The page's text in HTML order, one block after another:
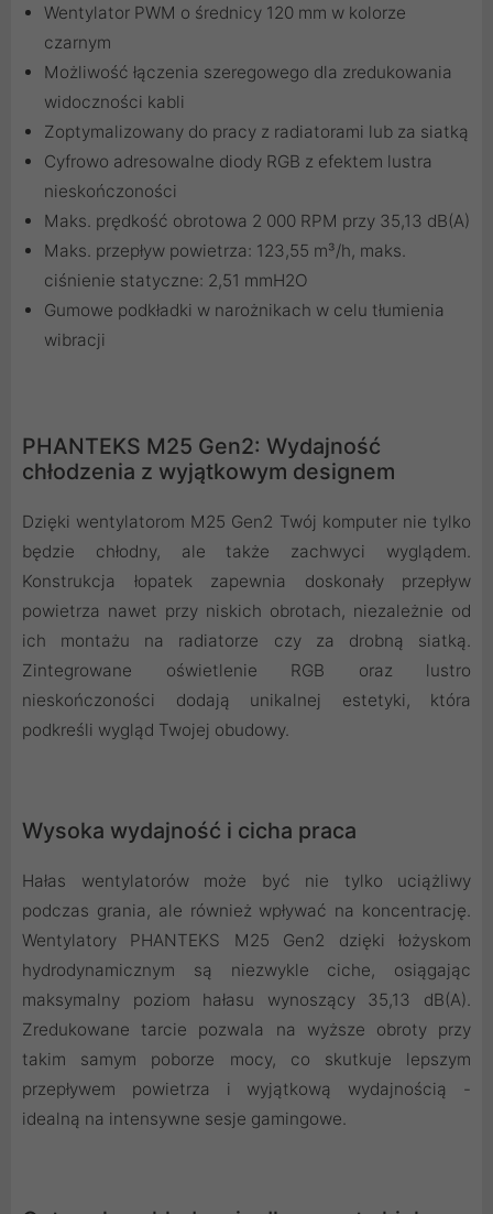
Wentylator PWM o średnicy 120 mm w kolorze
czarnym
Możliwość łączenia szeregowego dla zredukowania
widoczności kabli
Zoptymalizowany do pracy z radiatorami lub za siatką
Cyfrowo adresowalne diody RGB z efektem lustra
nieskończoności
Maks. prędkość obrotowa 2 000 RPM przy 35,13 dB(A)
Maks. przepływ powietrza: 123,55 m³/h, maks.
ciśnienie statyczne: 2,51 mmH2O
Gumowe podkładki w narożnikach w celu tłumienia
wibracji
PHANTEKS M25 Gen2: Wydajność
chłodzenia z wyjątkowym designem
Dzięki wentylatorom M25 Gen2 Twój komputer nie tylko
będzie chłodny, ale także zachwyci wyglądem.
Konstrukcja łopatek zapewnia doskonały przepływ
powietrza nawet przy niskich obrotach, niezależnie od
ich montażu na radiatorze czy za drobną siatką.
Zintegrowane oświetlenie RGB oraz lustro
nieskończoności dodają unikalnej estetyki, która
podkreśli wygląd Twojej obudowy.
Wysoka wydajność i cicha praca
Hałas wentylatorów może być nie tylko uciążliwy
podczas grania, ale również wpływać na koncentrację.
Wentylatory PHANTEKS M25 Gen2 dzięki łożyskom
hydrodynamicznym są niezwykle ciche, osiągając
maksymalny poziom hałasu wynoszący 35,13 dB(A).
Zredukowane tarcie pozwala na wyższe obroty przy
takim samym poborze mocy, co skutkuje lepszym
przepływem powietrza i wyjątkową wydajnością -
idealną na intensywne sesje gamingowe.